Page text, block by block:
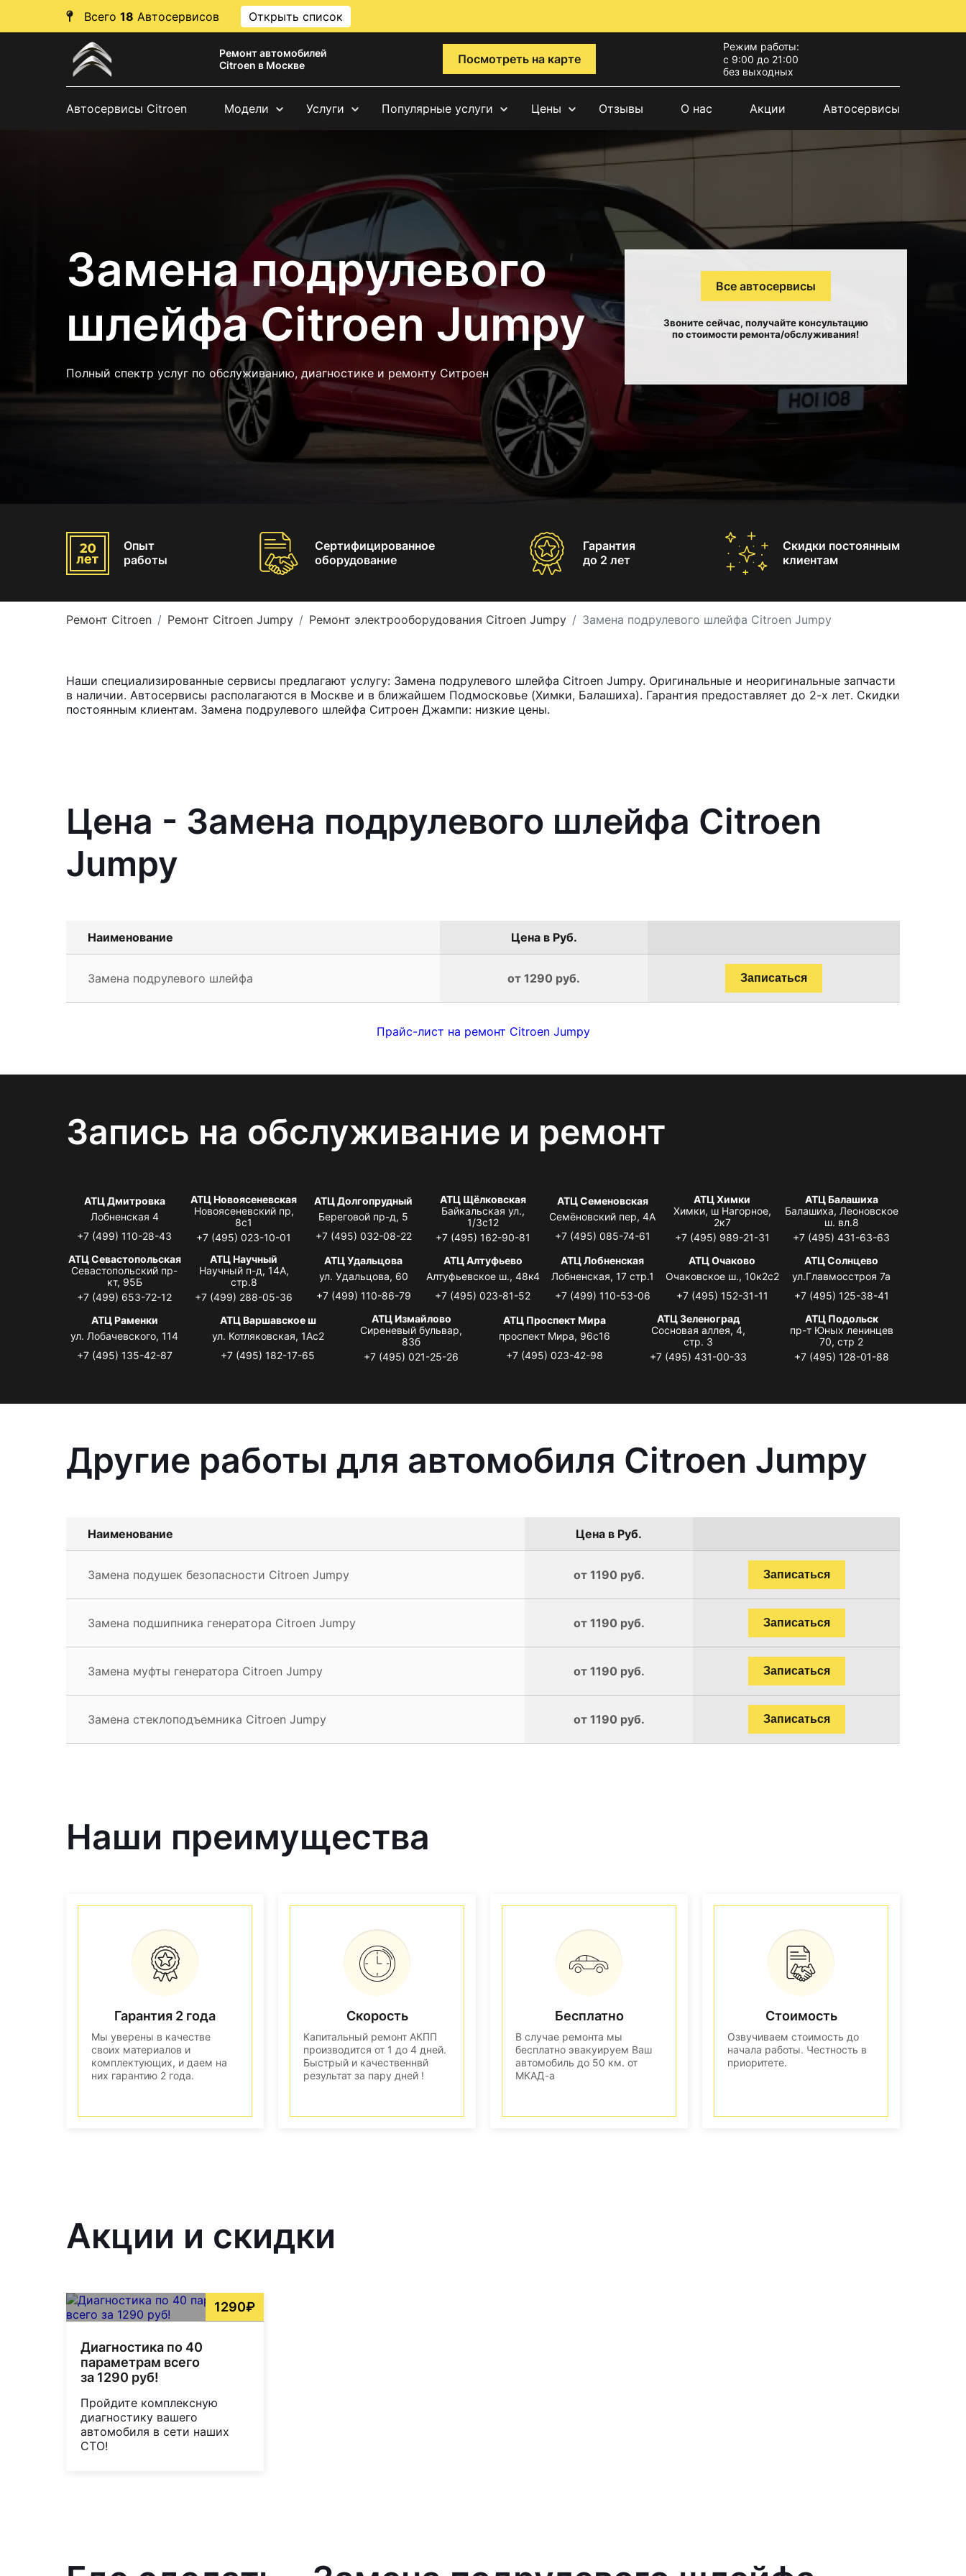
Всего 18 Автосервисов Открыть список
Ремонт автомобилей
Citroen в Москве
Посмотреть на карте
Режим работы:
с 9:00 до 21:00
без выходных
Автосервисы Citroen Модели Услуги Популярные услуги Цены Отзывы О нас Акции Автосервисы
Замена подрулевого
шлейфа Citroen Jumpy
Полный спектр услуг по обслуживанию, диагностике и ремонту Ситроен
Все автосервисы
Звоните сейчас, получайте консультацию
по стоимости ремонта/обслуживания!
Опыт
работы
Сертифицированное
оборудование
Гарантия
до 2 лет
Скидки постоянным
клиентам
Ремонт Citroen Ремонт Citroen Jumpy Ремонт электрооборудования Citroen Jumpy Замена подрулевого шлейфа Citroen Jumpy
Наши специализированные сервисы предлагают услугу: Замена подрулевого шлейфа Citroen Jumpy. Оригинальные и неоригинальные запчасти
в наличии. Автосервисы располагаются в Москве и в ближайшем Подмосковье (Химки, Балашиха). Гарантия предоставляет до 2-х лет. Скидки
постоянным клиентам. Замена подрулевого шлейфа Ситроен Джампи: низкие цены.
Цена - Замена подрулевого шлейфа Citroen
Jumpy
Наименование Цена в Руб.
Замена подрулевого шлейфа от 1290 руб. Записаться
Прайс-лист на ремонт Citroen Jumpy
Запись на обслуживание и ремонт
АТЦ Дмитровка
Лобненская 4
+7 (499) 110-28-43
АТЦ Новоясеневская
Новоясеневский пр,
8с1
+7 (495) 023-10-01
АТЦ Долгопрудный
Береговой пр-д, 5
+7 (495) 032-08-22
АТЦ Щёлковская
Байкальская ул.,
1/3с12
+7 (495) 162-90-81
АТЦ Семеновская
Семёновский пер, 4А
+7 (495) 085-74-61
АТЦ Химки
Химки, ш Нагорное,
2к7
+7 (495) 989-21-31
АТЦ Балашиха
Балашиха, Леоновское
ш. вл.8
+7 (495) 431-63-63
АТЦ Севастопольская
Севастопольский пр-
кт, 95Б
+7 (499) 653-72-12
АТЦ Научный
Научный п-д, 14А,
стр.8
+7 (499) 288-05-36
АТЦ Удальцова
ул. Удальцова, 60
+7 (499) 110-86-79
АТЦ Алтуфьево
Алтуфьевское ш., 48к4
+7 (495) 023-81-52
АТЦ Лобненская
Лобненская, 17 стр.1
+7 (499) 110-53-06
АТЦ Очаково
Очаковское ш., 10к2с2
+7 (495) 152-31-11
АТЦ Солнцево
ул.Главмосстроя 7а
+7 (495) 125-38-41
АТЦ Раменки
ул. Лобачевского, 114
+7 (495) 135-42-87
АТЦ Варшавское ш
ул. Котляковская, 1Ас2
+7 (495) 182-17-65
АТЦ Измайлово
Сиреневый бульвар,
83б
+7 (495) 021-25-26
АТЦ Проспект Мира
проспект Мира, 96с16
+7 (495) 023-42-98
АТЦ Зеленоград
Сосновая аллея, 4,
стр. 3
+7 (495) 431-00-33
АТЦ Подольск
пр-т Юных ленинцев
70, стр 2
+7 (495) 128-01-88
Другие работы для автомобиля Citroen Jumpy
Наименование Цена в Руб.
Замена подушек безопасности Citroen Jumpy от 1190 руб. Записаться
Замена подшипника генератора Citroen Jumpy от 1190 руб. Записаться
Замена муфты генератора Citroen Jumpy от 1190 руб. Записаться
Замена стеклоподъемника Citroen Jumpy от 1190 руб. Записаться
Наши преимущества
Гарантия 2 года
Мы уверены в качестве
своих материалов и
комплектующих, и даем на
них гарантию 2 года.
Скорость
Капитальный ремонт АКПП
производится от 1 до 4 дней.
Быстрый и качественнвй
результат за пару дней !
Бесплатно
В случае ремонта мы
бесплатно эвакуируем Ваш
автомобиль до 50 км. от
МКАД-а
Стоимость
Озвучиваем стоимость до
начала работы. Честность в
приоритете.
Акции и скидки
1290₽
Диагностика по 40
параметрам всего
за 1290 руб!
Пройдите комплексную
диагностику вашего
автомобиля в сети наших
СТО!